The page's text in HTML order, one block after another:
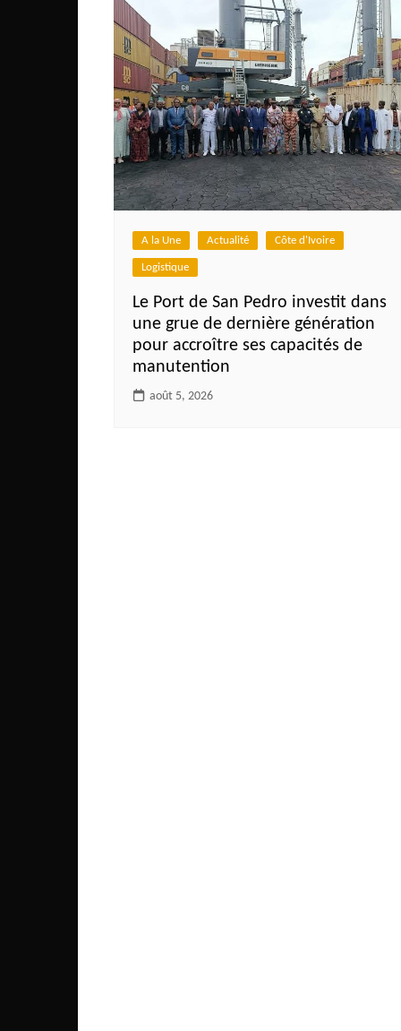
Congo
São Tomé et Príncipe
Seychelles
Sierra Leone
Soudan
Zimbabwe
A la Une Actualité Côte d'Ivoire
Logistique
Le Port de San Pedro investit dans
une grue de dernière génération
pour accroître ses capacités de
manutention
août 5, 2026